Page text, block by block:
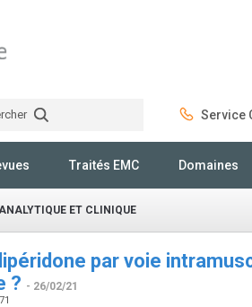
Service
Traités EMC Domaines
ET CLINIQUE
par voie
? - 26/02/21